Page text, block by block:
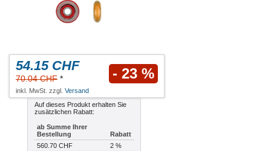
54.15 CHF
70.04 CHF * - 23 %
inkl. MwSt. zzgl. Versand
Auf dieses Produkt erhalten Sie
zusätzlichen Rabatt:
ab Summe Ihrer
Bestellung
Rabatt
560.70 CHF
2 %